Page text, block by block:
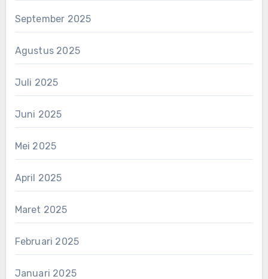
September 2025
Agustus 2025
Juli 2025
Juni 2025
Mei 2025
April 2025
Maret 2025
Februari 2025
Januari 2025